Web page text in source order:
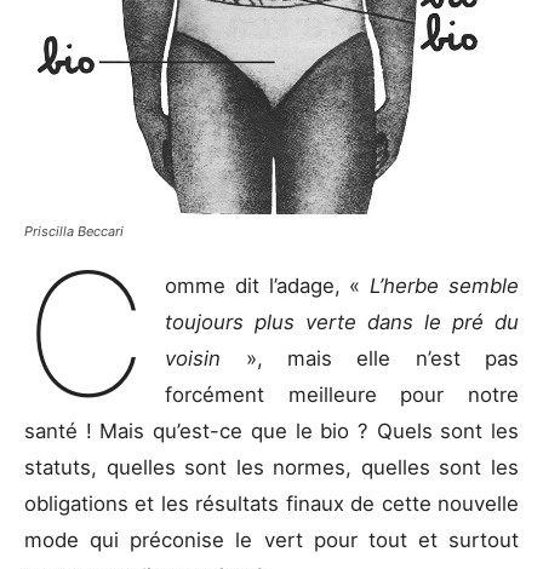
Priscilla Beccari
C omme dit l’adage, «L’herbe semble
toujours plus verte dans le pré du
voisin », mais elle n’est pas
forcément meilleure pour notre
santé ! Mais qu’est-ce que le bio ? Quels sont les
statuts, quelles sont les normes, quelles sont les
obligations et les résultats finaux de cette nouvelle
mode qui préconise le vert pour tout et surtout